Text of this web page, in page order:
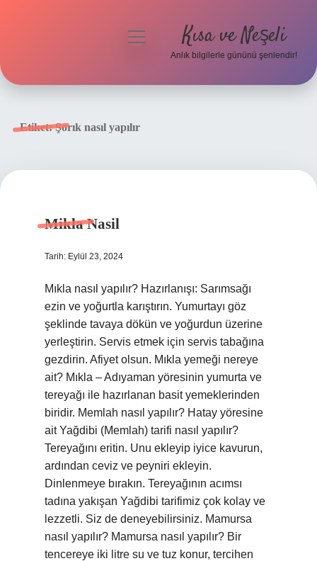
menüyü
Kısa ve Neşeli
Anlık bilgilerle gününü şenlendir!
Etiket:Şorık nasıl yapılır
Mikla Nasil
Tarih: Eylül 23, 2024
Mıkla nasıl yapılır? Hazırlanışı: Sarımsağı
ezin ve yoğurtla karıştırın. Yumurtayı göz
şeklinde tavaya dökün ve yoğurdun üzerine
yerleştirin. Servis etmek için servis tabağına
gezdirin. Afiyet olsun. Mıkla yemeği nereye
ait? Mıkla – Adıyaman yöresinin yumurta ve
tereyağı ile hazırlanan basit yemeklerinden
biridir. Memlah nasıl yapılır? Hatay yöresine
ait Yağdibi (Memlah) tarifi nasıl yapılır?
Tereyağını eritin. Unu ekleyip iyice kavurun,
ardından ceviz ve peyniri ekleyin.
Dinlenmeye bırakın. Tereyağının acımsı
tadına yakışan Yağdibi tarifimiz çok kolay ve
lezzetli. Siz de deneyebilirsiniz. Mamursa
nasıl yapılır? Mamursa nasıl yapılır? Bir
tencereye iki litre su ve tuz konur, tercihen